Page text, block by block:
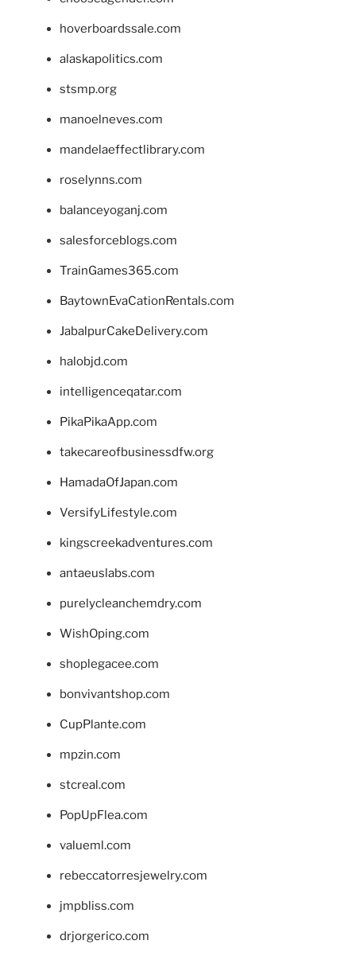
hoverboardssale.com
alaskapolitics.com
stsmp.org
manoelneves.com
mandelaeffectlibrary.com
roselynns.com
balanceyoganj.com
salesforceblogs.com
TrainGames365.com
BaytownEvaCationRentals.com
JabalpurCakeDelivery.com
halobjd.com
intelligenceqatar.com
PikaPikaApp.com
takecareofbusinessdfw.org
HamadaOfJapan.com
VersifyLifestyle.com
kingscreekadventures.com
antaeuslabs.com
purelycleanchemdry.com
WishOping.com
shoplegacee.com
bonvivantshop.com
CupPlante.com
mpzin.com
stcreal.com
PopUpFlea.com
valueml.com
rebeccatorresjewelry.com
jmpbliss.com
drjorgerico.com